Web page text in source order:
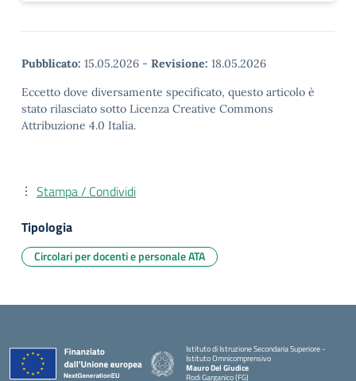
Pubblicato: 15.05.2026 - Revisione: 18.05.2026
Eccetto dove diversamente specificato, questo articolo è
stato rilasciato sotto Licenza Creative Commons
Attribuzione 4.0 Italia.
Stampa / Condividi
Tipologia
Circolari per docenti e personale ATA
Istituto di Istruzione Secondaria Superiore -
Istituto Omnicomprensivo
Mauro Del Giudice
Rodi Garganico (FG)